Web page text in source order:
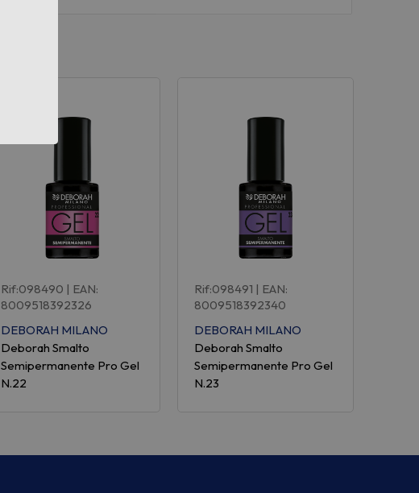
Rif:098490 | EAN:
8009518392326
DEBORAH MILANO
Deborah Smalto
Semipermanente Pro Gel
N.22
Rif:098491 | EAN:
8009518392340
DEBORAH MILANO
Deborah Smalto
Semipermanente Pro Gel
N.23